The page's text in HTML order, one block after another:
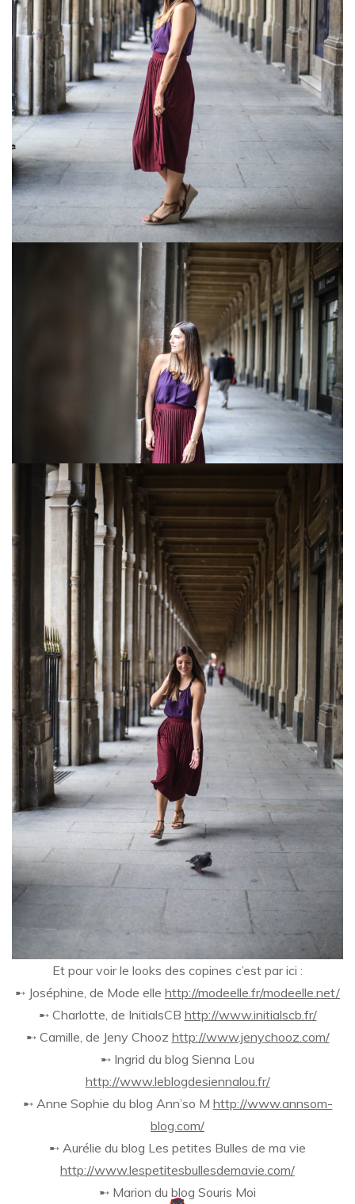
Et pour voir le looks des copines c’est par ici :
➸ Joséphine, de Mode elle http://modeelle.fr/modeelle.net/
➸ Charlotte, de InitialsCB http://www.initialscb.fr/
➸ Camille, de Jeny Chooz http://www.jenychooz.com/
➸ Ingrid du blog Sienna Lou
http://www.leblogdesiennalou.fr/
➸ Anne Sophie du blog Ann’so M http://www.annsom-
blog.com/
➸ Aurélie du blog Les petites Bulles de ma vie
http://www.lespetitesbullesdemavie.com/
➸ Marion du blog Souris Moi